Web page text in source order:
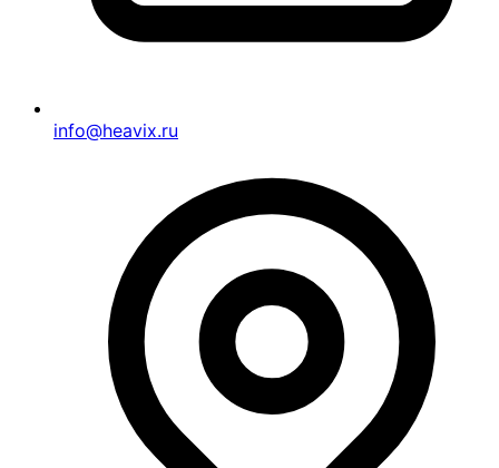
info@heavix.ru